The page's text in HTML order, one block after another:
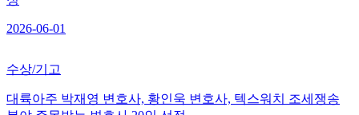
2026-06-01
수상/기고
대륙아주 박재영 변호사, 황인욱 변호사, 텍스워치 조세쟁송